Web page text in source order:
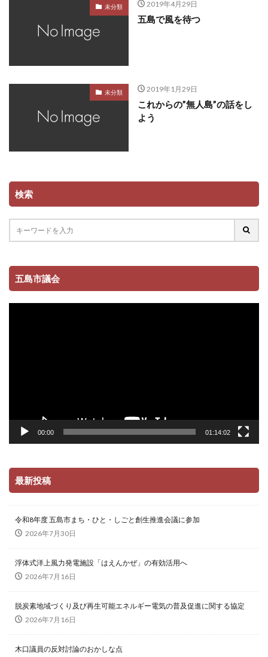
未分類 2019年4月29日
五島で風を待つ
未分類 2019年1月29日
これからの”無人島”の話をし
よう
検索
五島市議会
動
00:00 01:14:02
最新投稿
令和8年度 五島市まち・ひと・しごと創生推進会議に参加
2026年7月30日
浮体式洋上風力発電施設「はえんかぜ」の有効活用へ
2026年7月16日
脱炭素地域づくり及び再生可能エネルギー電気の普及促進に関する協定
2026年7月16日
木口議員の反対討論のおかしな点